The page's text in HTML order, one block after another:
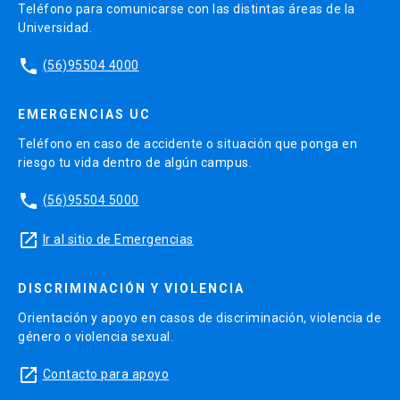
Teléfono para comunicarse con las distintas áreas de la
Universidad.
phone (56)95504 4000
EMERGENCIAS UC
Teléfono en caso de accidente o situación que ponga en
riesgo tu vida dentro de algún campus.
phone (56)95504 5000
launch Ir al sitio de Emergencias
DISCRIMINACIÓN Y VIOLENCIA
Orientación y apoyo en casos de discriminación, violencia de
género o violencia sexual.
launch Contacto para apoyo